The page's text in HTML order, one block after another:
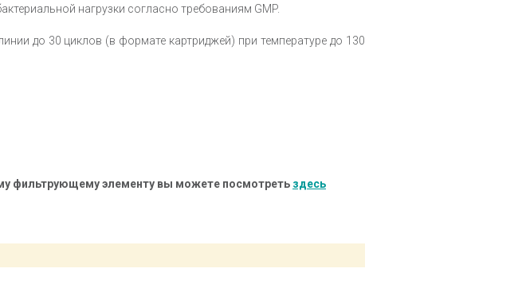
нагрузки согласно требованиям GMP.
до 30 циклов (в формате картриджей) при температуре до 130
фильтрующему элементу вы можете посмотреть здесь